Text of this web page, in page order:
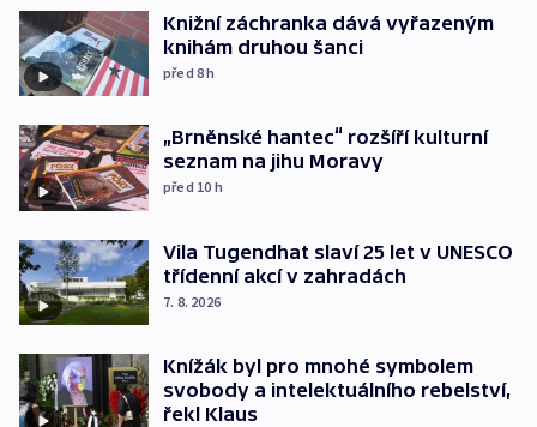
Knižní záchranka dává vyřazeným
knihám druhou šanci
před 8h
„Brněnské hantec“ rozšíří kulturní
seznam na jihu Moravy
před 10 h
Vila Tugendhat slaví 25 let v UNESCO
třídenní akcí v zahradách
7. 8. 2026
Knížák byl pro mnohé symbolem
svobody a intelektuálního rebelství,
řekl Klaus